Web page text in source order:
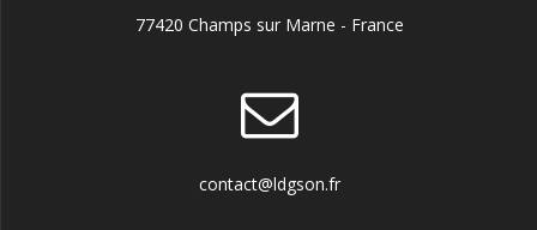
77420 Champs sur Marne - France
contact@ldgson.fr